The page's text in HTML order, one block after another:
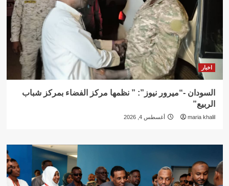
اخبار
السودان -“ميرور نيوز”: ” نظمها مركز الفضاء بمركز شباب
الربيع”
maria khalil أغسطس 4, 2026